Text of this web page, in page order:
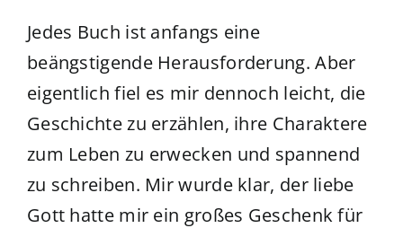
Jedes Buch ist anfangs eine
beängstigende Herausforderung. Aber
eigentlich fiel es mir dennoch leicht, die
Geschichte zu erzählen, ihre Charaktere
zum Leben zu erwecken und spannend
zu schreiben. Mir wurde klar, der liebe
Gott hatte mir ein großes Geschenk für